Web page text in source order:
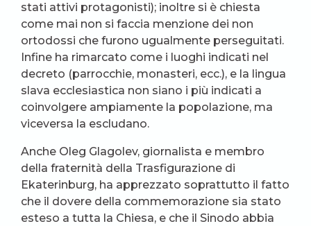
stati attivi protagonisti); inoltre si è chiesta
come mai non si faccia menzione dei non
ortodossi che furono ugualmente perseguitati.
Infine ha rimarcato come i luoghi indicati nel
decreto (parrocchie, monasteri, ecc.), e la lingua
slava ecclesiastica non siano i più indicati a
coinvolgere ampiamente la popolazione, ma
viceversa la escludano.
Anche Oleg Glagolev, giornalista e membro
della fraternità della Trasfigurazione di
Ekaterinburg, ha apprezzato soprattutto il fatto
che il dovere della commemorazione sia stato
esteso a tutta la Chiesa, e che il Sinodo abbia